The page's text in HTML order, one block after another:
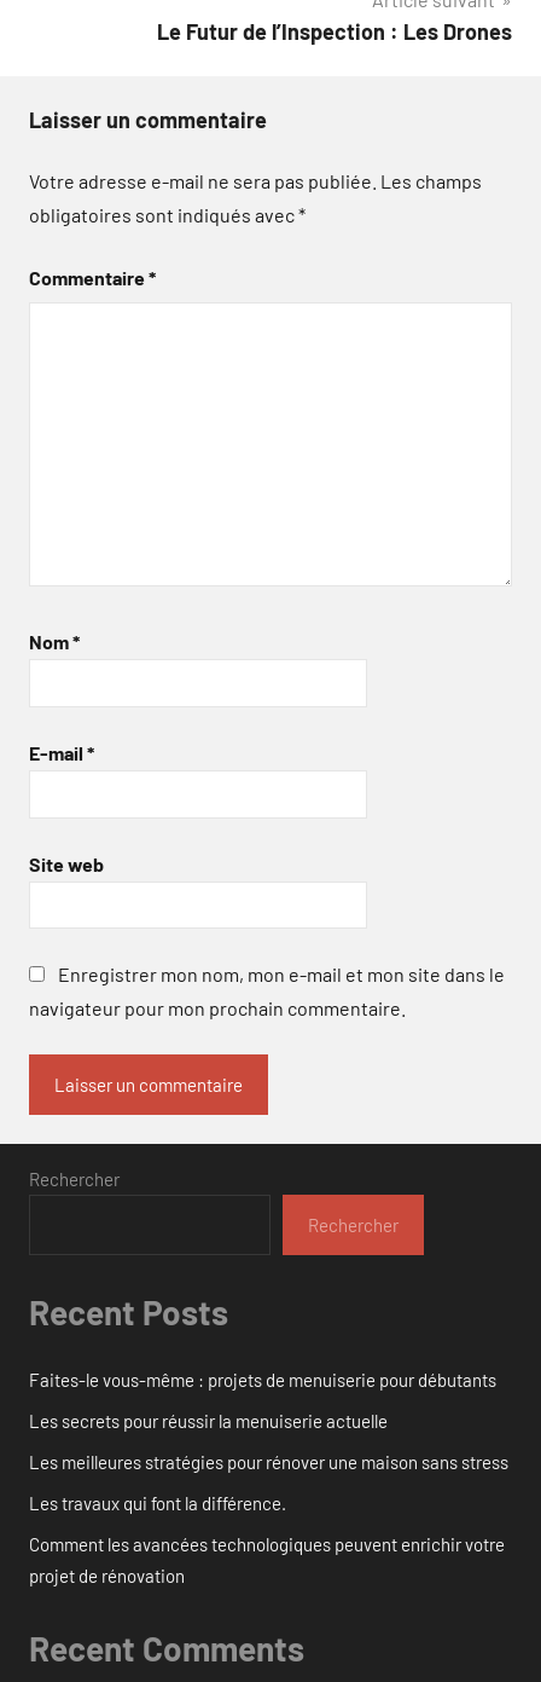
Le Futur de l’Inspection : Les Drones
Laisser un commentaire
Votre adresse e-mail ne sera pas publiée. Les champs
obligatoires sont indiqués avec*
Commentaire*
Nom*
E-mail *
Site web
Enregistrer mon nom, mon e-mail et mon site dans le
navigateur pour mon prochain commentaire.
Rechercher
Rechercher
Recent Posts
Faites-le vous-même : projets de menuiserie pour débutants
Les secrets pour réussir la menuiserie actuelle
Les meilleures stratégies pour rénover une maison sans stress
Les travaux qui font la différence.
Comment les avancées technologiques peuvent enrichir votre
projet de rénovation
Recent Comments